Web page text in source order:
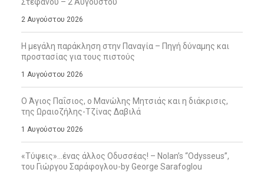
Στεφάνου – 2 Αυγούστου
2 Αυγούστου 2026
Η μεγάλη παράκληση στην Παναγία – Πηγή δύναμης και
προστασίας για τους πιστούς
1 Αυγούστου 2026
Ο Άγιος Παΐσιος, ο Μανώλης Μητσιάς και η διάκρισις,
της Ωραιοζήλης-Τζίνας Δαβιλά
1 Αυγούστου 2026
«Τύψεις»…ένας άλλος Οδυσσέας! – Nolan’s “Odysseus”,
του Γιώργου Σαράφογλου-by George Sarafoglou